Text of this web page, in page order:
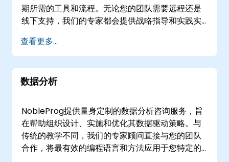
NobleProg -- 您的本地咨询合作伙伴
期所需的工具和流程。无论您的团队需要远程还是
线下支持，我们的专家都会提供战略指导和实践实
式会话进行，使我们的顾问能够直接在您的环境中
工作。线下咨询可在客户所在地或NobleProg的专
用企业中心进行，确保对您业务的干扰最小化，同
时最大限度地实现知识转移和流程集成。
查看更多...
数据分析
NobleProg提供量身定制的数据分析咨询服务，旨
在帮助组织设计、实施和优化其数据驱动策略。与
传统的教学不同，我们的专家顾问直接与您的团队
合作，将最有效的编程语言和方法应用于您特定的